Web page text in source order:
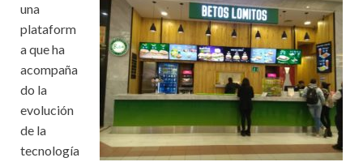
una
plataform
a que ha
acompaña
do la
evolución
de la
tecnología